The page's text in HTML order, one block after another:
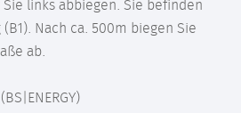
links abbiegen. Sie befinden
Nach ca. 500m biegen Sie
ab.
(BS|ENERGY)